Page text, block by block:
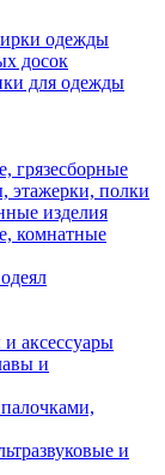
одежды
досок
для одежды
грязесборные
этажерки, полки
изделия
комнатные
аксессуары
и
и